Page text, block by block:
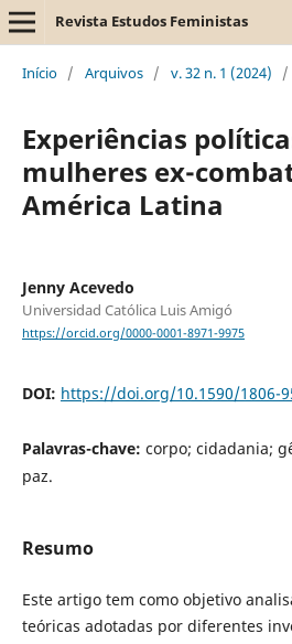
Revista Estudos Feministas
Início / Arquivos / v. 32 n. 1 (2024) /
Experiências
mulheres ex-
América Latina
Jenny Acevedo
Universidad Católica Luis Amigó
https://orcid.org/0000-0001-8971-9975
DOI: https://doi.org/10.1590/1806-
Palavras-chave: corpo; cidadania;
paz.
Resumo
Este artigo tem como objetivo
teóricas adotadas por diferentes